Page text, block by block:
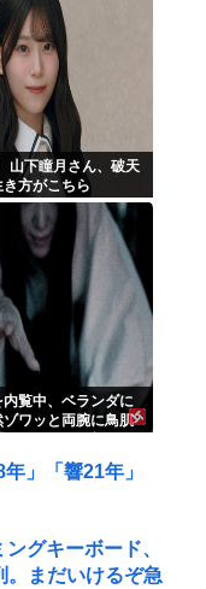
山下瞳月さん、破天
方がこちら
覧中、ベランダに
ワッと両腕に鳥肌
た瞬間、体が前にド
飛ばされて…
」「響21年」
グキーボード、
。まだいけるぞ急